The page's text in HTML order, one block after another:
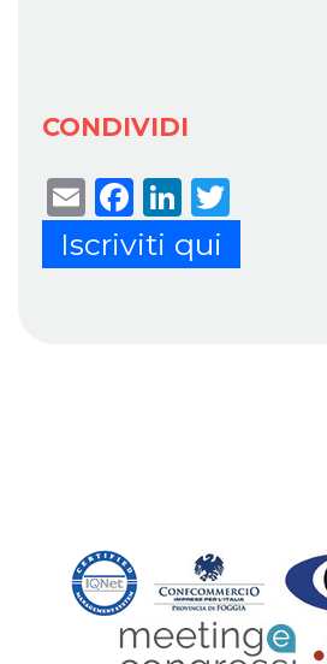
CONDIVIDI
EmailFacebook
LinkedIn
Iscriviti qui